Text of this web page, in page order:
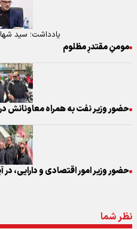
یادداشت؛ سید
مومنِ مقتدرِ مظلوم
حضور وزیر نفت به همراه معاونانش
حضور وزیر امور اقتصادی و دارایی،
نظر شما